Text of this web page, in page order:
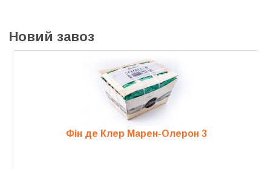
Новий завоз
Фін де Клер Марен-Олерон 3